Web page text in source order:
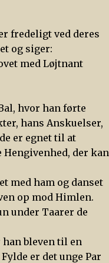
fredeligt ved deres
og siger:
med Løjtnant
hvor han førte
hans Anskuelser,
er egnet til at
der kan
med ham og danset
op mod Himlen.
under Taarer de
bleven til en
er det unge Par